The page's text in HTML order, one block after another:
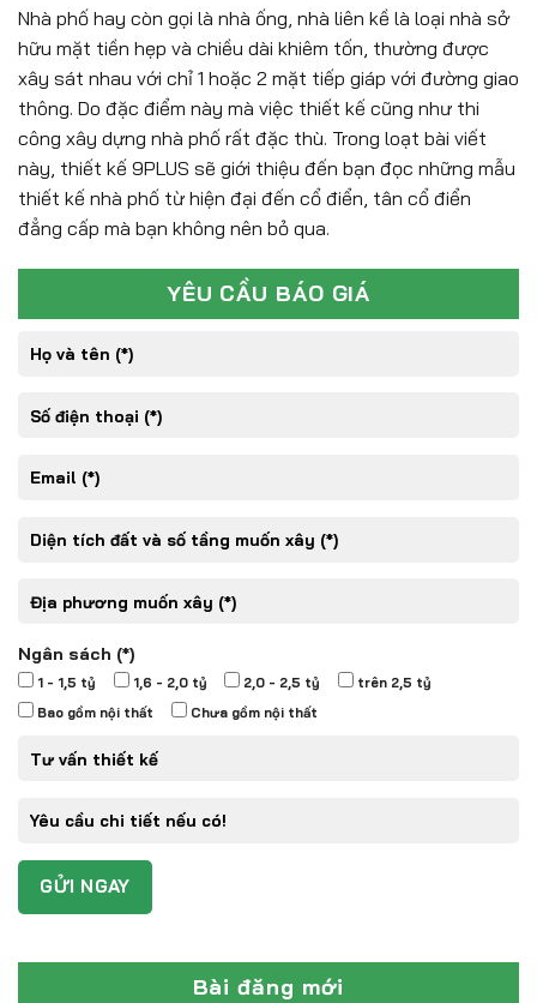
Nhà phố hay còn gọi là nhà ống, nhà liên kề là loại nhà sở
hữu mặt tiền hẹp và chiều dài khiêm tốn, thường được
xây sát nhau với chỉ 1 hoặc 2 mặt tiếp giáp với đường giao
thông. Do đặc điểm này mà việc thiết kế cũng như thi
công xây dựng nhà phố rất đặc thù. Trong loạt bài viết
này, thiết kế 9PLUS sẽ giới thiệu đến bạn đọc những mẫu
thiết kế nhà phố từ hiện đại đến cổ điển, tân cổ điển
đẳng cấp mà bạn không nên bỏ qua.
YÊU CẦU BÁO GIÁ
Ngân sách (*)
1 - 1,5 tỷ 1,6 - 2,0 tỷ 2,0 - 2,5 tỷ
trên 2,5 tỷ
Bao gồm nội thất
Chưa gồm nội thất
Bài đăng mới